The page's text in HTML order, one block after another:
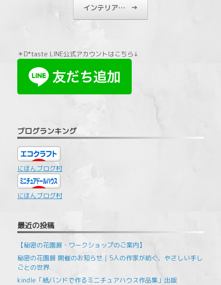
インテリア… →
＊D*taste LINE公式アカウントはこちら↓
ブログランキング
にほんブログ村
にほんブログ村
最近の投稿
【秘密の花園展・ワークショップのご案内】
秘密の花園展 開催のお知らせ｜5人の作家が紡ぐ、やさしい手し
ごとの世界
kindle「紙バンドで作るミニチュアハウス作品集」出版